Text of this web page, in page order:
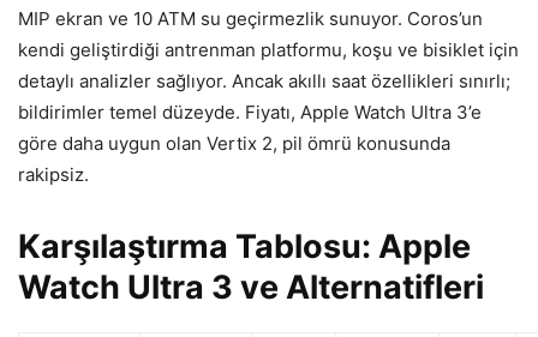
MIP ekran ve 10 ATM su geçirmezlik sunuyor. Coros’un
kendi geliştirdiği antrenman platformu, koşu ve bisiklet için
detaylı analizler sağlıyor. Ancak akıllı saat özellikleri sınırlı;
bildirimler temel düzeyde. Fiyatı, Apple Watch Ultra 3’e
göre daha uygun olan Vertix 2, pil ömrü konusunda
rakipsiz.
Karşılaştırma Tablosu: Apple
Watch Ultra 3 ve Alternatifleri